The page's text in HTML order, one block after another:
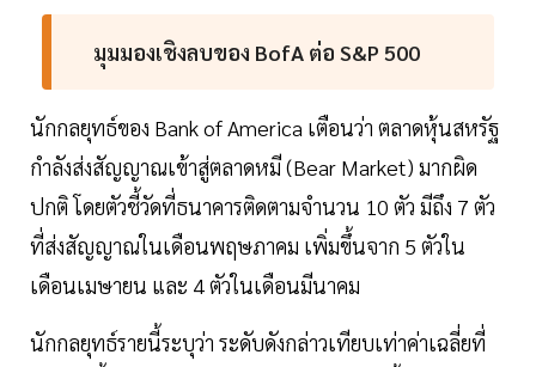
มุมมองเชิงลบของ BofA ต่อ S&P 500
นักกลยุทธ์ของ Bank of America เตือนว่า ตลาดหุ้นสหรัฐ
กำลังส่งสัญญาณเข้าสู่ตลาดหมี (Bear Market) มากผิด
ปกติ โดยตัวชี้วัดที่ธนาคารติดตามจำนวน 10 ตัว มีถึง 7 ตัว
ที่ส่งสัญญาณในเดือนพฤษภาคม เพิ่มขึ้นจาก 5 ตัวใน
เดือนเมษายน และ 4 ตัวในเดือนมีนาคม
นักกลยุทธ์รายนี้ระบุว่า ระดับดังกล่าวเทียบเท่าค่าเฉลี่ยที่